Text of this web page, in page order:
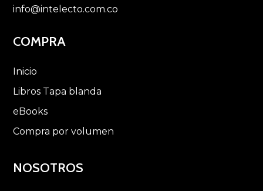
info@intelecto.com.co
COMPRA
Inicio
Libros Tapa blanda
eBooks
Compra por volumen
NOSOTROS